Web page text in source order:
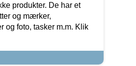
produkter. De har et
og mærker,
og foto, tasker m.m. Klik